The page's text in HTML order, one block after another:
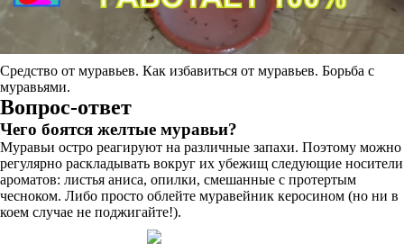
Средство от муравьев. Как избавиться от муравьев. Борьба с
муравьями.
Вопрос-ответ
Чего боятся желтые муравьи?
Муравьи остро реагируют на различные запахи. Поэтому можно
регулярно раскладывать вокруг их убежищ следующие носители
ароматов: листья аниса, опилки, смешанные с протертым
чесноком. Либо просто облейте муравейник керосином (но ни в
коем случае не поджигайте!).